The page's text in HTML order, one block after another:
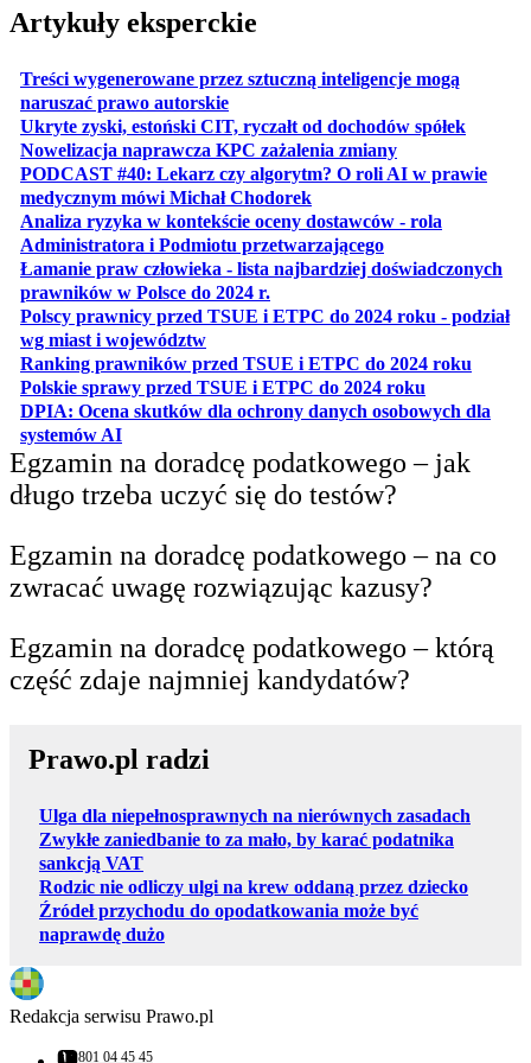
Artykuły eksperckie
Treści wygenerowane przez sztuczną inteligencje mogą
naruszać prawo autorskieotwiera się w nowej karcie
Ukryte zyski, estoński CIT, ryczałt od dochodów spółekotwiera
Nowelizacja naprawcza KPC zażalenia zmianyotwiera się w
PODCAST #40: Lekarz czy algorytm? O roli AI w prawie
medycznym mówi Michał Chodorekotwiera się w nowej karcie
Analiza ryzyka w kontekście oceny dostawców - rola
Administratora i Podmiotu przetwarzającegootwiera się w
Łamanie praw człowieka - lista najbardziej doświadczonych
prawników w Polsce do 2024 r.
Polscy prawnicy przed TSUE i ETPC do 2024 roku - podział
wg miast i województwotwiera się w nowej karcie
Ranking prawników przed TSUE i ETPC do 2024 roku
Polskie sprawy przed TSUE i ETPC do 2024 roku
DPIA: Ocena skutków dla ochrony danych osobowych dla
systemów AIotwiera się w nowej karcie
Egzamin na doradcę podatkowego – jak
długo trzeba uczyć się do testów?
Egzamin na doradcę podatkowego – na co
zwracać uwagę rozwiązując kazusy?
Egzamin na doradcę podatkowego – którą
część zdaje najmniej kandydatów?
Prawo.pl radzi
Ulga dla niepełnosprawnych na nierównych zasadach
Zwykłe zaniedbanie to za mało, by karać podatnika
sankcją VAT
Rodzic nie odliczy ulgi na krew oddaną przez dziecko
Źródeł przychodu do opodatkowania może być
naprawdę dużo
Redakcja serwisu Prawo.pl
801 04 45 45